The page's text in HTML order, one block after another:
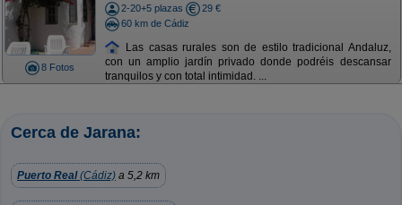
8 Fotos
2-20+5 plazas
29 €
60 km de Cádiz
Las casas rurales son de estilo tradicional Andaluz,
con un amplio jardín privado donde podréis descansar
tranquilos y con total intimidad. ...
Cerca de Jarana:
Puerto Real(Cádiz) a 5,2 km